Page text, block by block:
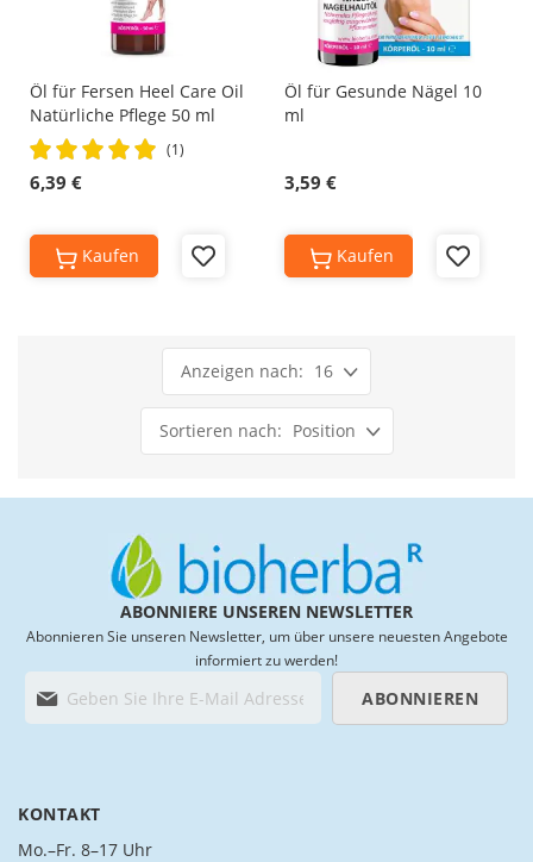
Öl für Fersen Heel Care Oil
Natürliche Pflege 50 ml
Rating:
(1)
6,39 €
Kaufen
Add
Öl für Gesunde Nägel 10
ml
3,59 €
Kaufen
Add
16
Position
ABONNIERE UNSEREN NEWSLETTER
Abonnieren Sie unseren Newsletter, um über unsere neuesten Angebote
informiert zu werden!
l
S
i
ABONNIEREN
KONTAKT
Mo.–Fr. 8–17 Uhr